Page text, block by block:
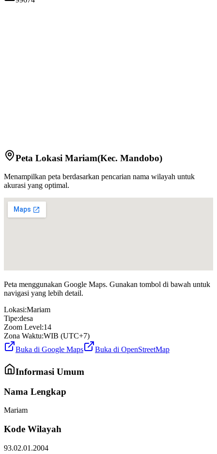
Peta Lokasi Mariam(Kec. Mandobo)
Menampilkan peta berdasarkan pencarian nama wilayah untuk
akurasi yang optimal.
Peta menggunakan Google Maps. Gunakan tombol di bawah untuk
navigasi yang lebih detail.
Lokasi:Mariam
Tipe:desa
Zoom Level:14
Zona Waktu:WIB (UTC+7)
Buka di Google Maps
Buka di OpenStreetMap
Informasi Umum
Nama Lengkap
Mariam
Kode Wilayah
93.02.01.2004